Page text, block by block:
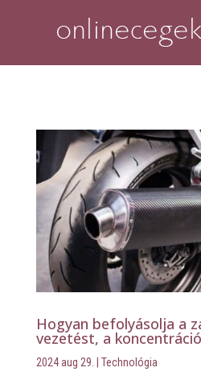
Hogyan befolyásolja a
vezetést, a
2024 aug 29. | Technológia